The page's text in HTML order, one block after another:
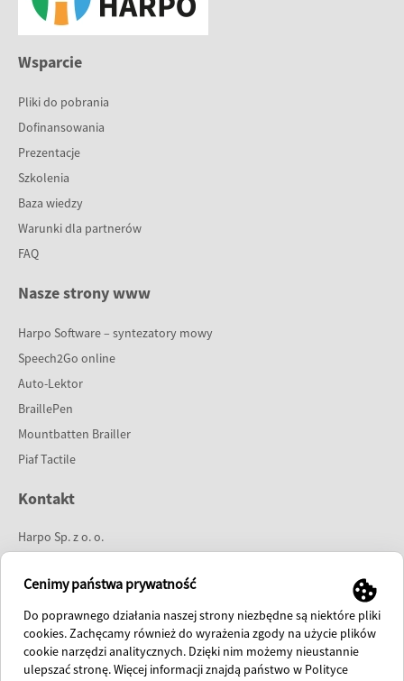
Wsparcie
Pliki do pobrania
Dofinansowania
Prezentacje
Szkolenia
Baza wiedzy
Warunki dla partnerów
FAQ
Nasze strony www
Harpo Software – syntezatory mowy
Speech2Go online
Auto-Lektor
BraillePen
Mountbatten Brailler
Piaf Tactile
Kontakt
Harpo Sp. z o. o.
61-737 Poznań
tel:61 853 14 25
e-mail:info@harpo.com.pl
polish fanpage
international fanpage
Cenimy państwa prywatność
Do poprawnego działania naszej strony niezbędne są niektóre pliki
cookies. Zachęcamy również do wyrażenia zgody na użycie plików
cookie narzędzi analitycznych. Dzięki nim możemy nieustannie
ulepszać stronę. Więcej informacji znajdą państwo w Polityce